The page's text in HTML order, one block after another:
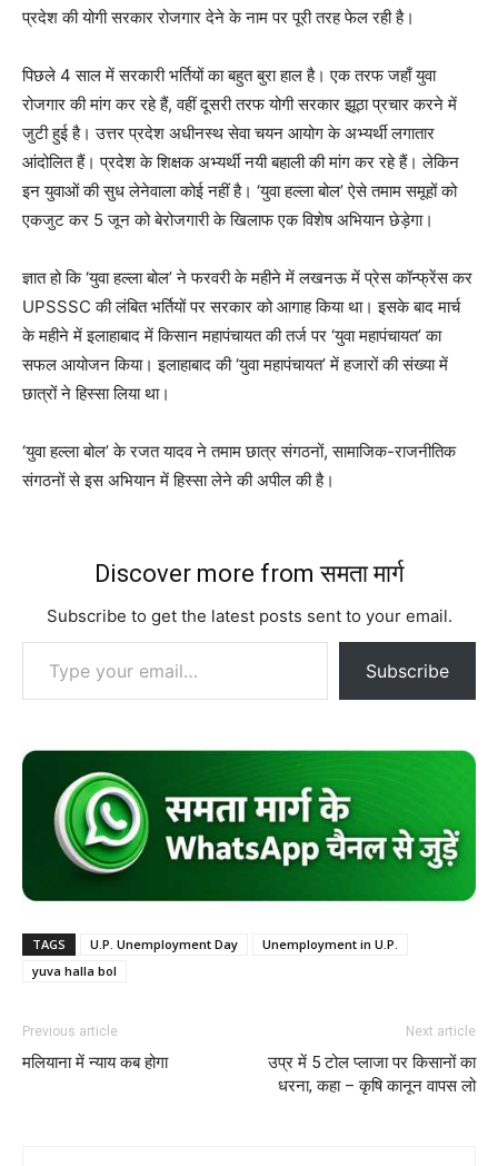
प्रदेश की योगी सरकार रोजगार देने के नाम पर पूरी तरह फेल रही है।
पिछले 4 साल में सरकारी भर्तियों का बहुत बुरा हाल है। एक तरफ जहाँ युवा
रोजगार की मांग कर रहे हैं, वहीं दूसरी तरफ योगी सरकार झूठा प्रचार करने में
जुटी हुई है। उत्तर प्रदेश अधीनस्थ सेवा चयन आयोग के अभ्यर्थी लगातार
आंदोलित हैं। प्रदेश के शिक्षक अभ्यर्थी नयी बहाली की मांग कर रहे हैं। लेकिन
इन युवाओं की सुध लेनेवाला कोई नहीं है। ‘युवा हल्ला बोल’ ऐसे तमाम समूहों को
एकजुट कर 5 जून को बेरोजगारी के खिलाफ एक विशेष अभियान छेड़ेगा।
ज्ञात हो कि ‘युवा हल्ला बोल’ ने फरवरी के महीने में लखनऊ में प्रेस कॉन्फ्रेंस कर
UPSSSC की लंबित भर्तियों पर सरकार को आगाह किया था। इसके बाद मार्च
के महीने में इलाहाबाद में किसान महापंचायत की तर्ज पर ‘युवा महापंचायत’ का
सफल आयोजन किया। इलाहाबाद की ‘युवा महापंचायत’ में हजारों की संख्या में
छात्रों ने हिस्सा लिया था।
‘युवा हल्ला बोल’ के रजत यादव ने तमाम छात्र संगठनों, सामाजिक-राजनीतिक
संगठनों से इस अभियान में हिस्सा लेने की अपील की है।
Discover more from समता मार्ग
Subscribe to get the latest posts sent to your email.
Type your email…
Subscribe
TAGS U.P. Unemployment Day
Unemployment in U.P.
yuva halla bol
Previous article
मलियाना में न्याय कब होगा
Next article
उप्र में 5 टोल प्लाजा पर किसानों का
धरना, कहा – कृषि कानून वापस लो